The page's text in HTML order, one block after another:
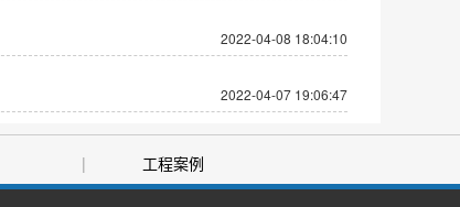
2022-04-08 18:04:10
2022-04-07 19:06:47
| 工程案例